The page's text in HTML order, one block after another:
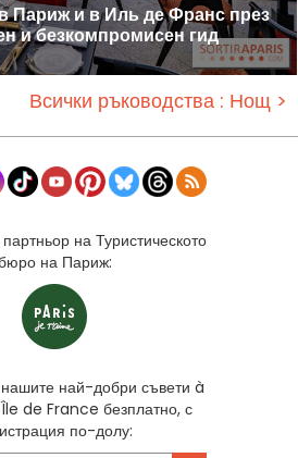
Париж и в Иль де Франс през
и безкомпромисен гид
Всички ръководства : Нощ >
на Туристическото
на Париж:
най-добри съвети à
de France безплатно, с
по-долу: